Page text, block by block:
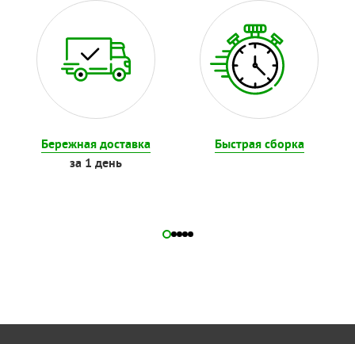
Бережная доставка
за 1 день
Быстрая сборка